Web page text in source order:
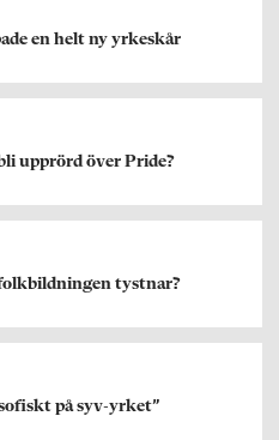
en helt ny yrkeskår
upprörd över Pride?
tystnar?
på syv-yrket”